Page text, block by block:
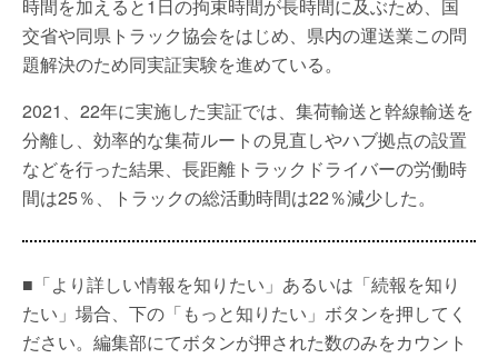
時間を加えると1日の拘束時間が長時間に及ぶため、国
交省や同県トラック協会をはじめ、県内の運送業この問
題解決のため同実証実験を進めている。
2021、22年に実施した実証では、集荷輸送と幹線輸送を
分離し、効率的な集荷ルートの見直しやハブ拠点の設置
などを行った結果、長距離トラックドライバーの労働時
間は25％、トラックの総活動時間は22％減少した。
■「より詳しい情報を知りたい」あるいは「続報を知り
たい」場合、下の「もっと知りたい」ボタンを押してく
ださい。編集部にてボタンが押された数のみをカウント